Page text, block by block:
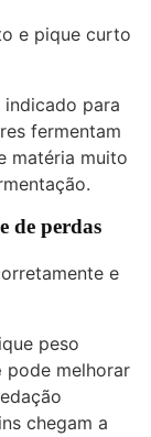
e pique curto
indicado para
fermentam
matéria muito
de perdas
e
peso
pode melhorar
chegam a